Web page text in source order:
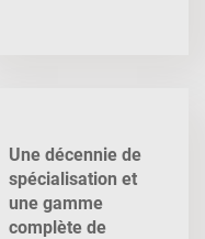
Une décennie de
spécialisation et
une gamme
complète de